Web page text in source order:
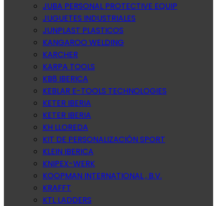
JUBA PERSONAL PROTECTIVE EQUIP
JUGUETES INDUSTRIALES
JUNPLAST PLASTICOS
KANGAROO WELDING
KARCHER
KARPA TOOLS
KB8 IBERICA
KEBLAR E-TOOLS TECHNOLOGIES
KETER IBERIA
KETER IBERIA
KH LLOREDA
KIT DE PERSONALIZACIÓN SPORT
KLEIN IBERICA
KNIPEX-WERK
KOOPMAN INTERNATIONAL , B.V.
KRAFFT
KTL LADDERS